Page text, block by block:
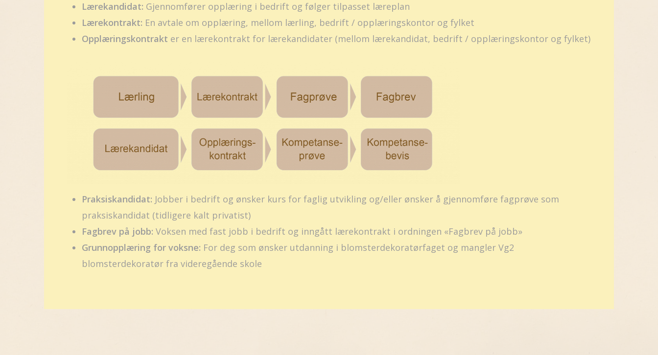
Lærekandidat: Gjennomfører opplæring i bedrift og følger tilpasset læreplan
Lærekontrakt: En avtale om opplæring, mellom lærling, bedrift / opplæringskontor og fylket
Opplæringskontrakt er en lærekontrakt for lærekandidater (mellom lærekandidat, bedrift / opplæringskontor og fylket)
Praksiskandidat: Jobber i bedrift og ønsker kurs for faglig utvikling og/eller ønsker å gjennomføre fagprøve som
praksiskandidat (tidligere kalt privatist)
Fagbrev på jobb: Voksen med fast jobb i bedrift og inngått lærekontrakt i ordningen «Fagbrev på jobb»
Grunnopplæring for voksne: For deg som ønsker utdanning i blomsterdekoratørfaget og mangler Vg2
blomsterdekoratør fra videregående skole